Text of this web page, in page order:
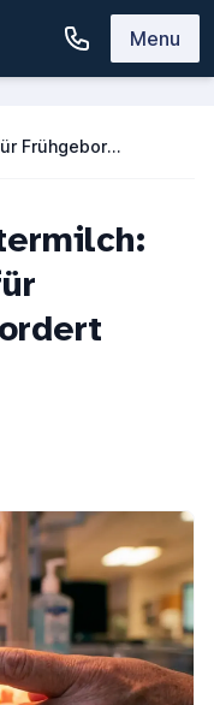
Menu
Muttermilch für Frühgeborene: Projekt Neo-Milk fordert bundesweiten Ausbau